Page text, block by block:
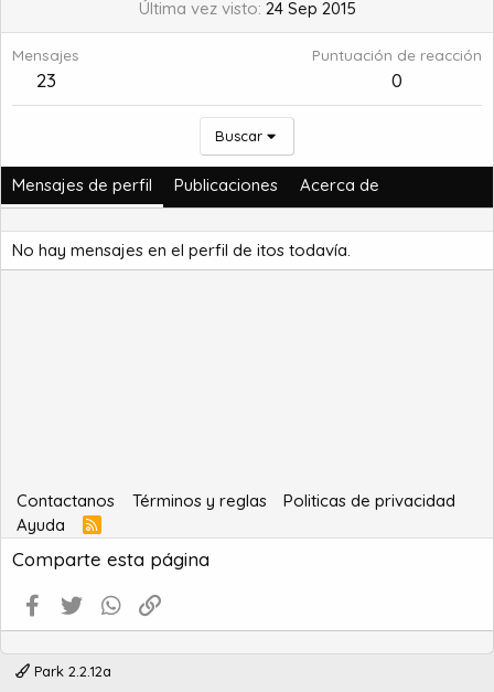
Última vez visto 24 Sep 2015
Mensajes
23
Puntuación de reacción
0
Buscar
Mensajes de perfil Publicaciones Acerca de
No hay mensajes en el perfil de itos todavía.
Contactanos Términos y reglas
Politicas de privacidad
Ayuda
R
S
S
Comparte esta página
Facebook
Twitter WhatsApp
Park 2.2.12a